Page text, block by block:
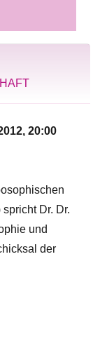
20:00
Dr. Dr.
und
der